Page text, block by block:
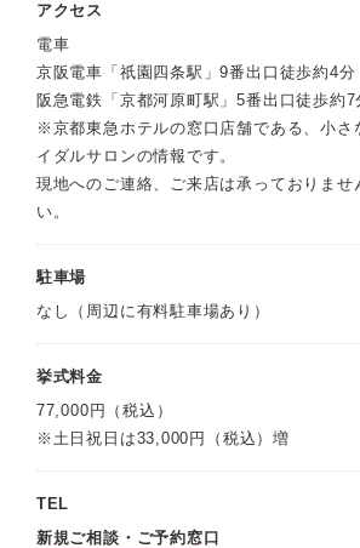
アクセス
電車
京阪電車「祇園四条駅」9番出口徒歩約4分
阪急電鉄「京都河原町駅」5番出口徒歩約7
※京都東急ホテルの窓口店舗である、小さ
イダルサロンの情報です。
現地へのご連絡、ご来店は承っておりませ
い。
駐車場
なし（周辺に有料駐車場あり）
挙式料金
77,000円（税込）
※土日祝日は33,000円（税込）増
TEL
新規ご相談・ご予約窓口